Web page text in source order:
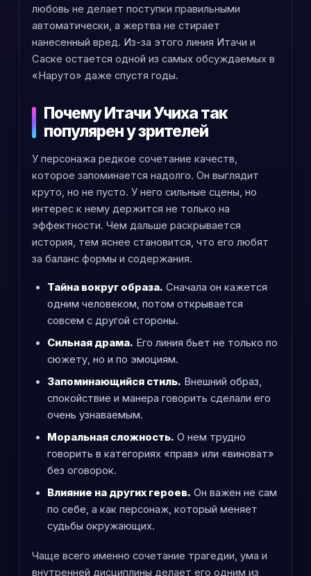
любовь не делает поступки правильными
автоматически, а жертва не стирает
нанесенный вред. Из-за этого линия Итачи и
Саске остается одной из самых обсуждаемых в
«Наруто» даже спустя годы.
Почему Итачи Учиха так
популярен у зрителей
У персонажа редкое сочетание качеств,
которое запоминается надолго. Он выглядит
круто, но не пусто. У него сильные сцены, но
интерес к нему держится не только на
эффектности. Чем дальше раскрывается
история, тем яснее становится, что его любят
за баланс формы и содержания.
Тайна вокруг образа. Сначала он кажется
одним человеком, потом открывается
совсем с другой стороны.
Сильная драма. Его линия бьет не только по
сюжету, но и по эмоциям.
Запоминающийся стиль. Внешний образ,
спокойствие и манера говорить сделали его
очень узнаваемым.
Моральная сложность. О нем трудно
говорить в категориях «прав» или «виноват»
без оговорок.
Влияние на других героев. Он важен не сам
по себе, а как персонаж, который меняет
судьбы окружающих.
Чаще всего именно сочетание трагедии, ума и
внутренней дисциплины делает его одним из